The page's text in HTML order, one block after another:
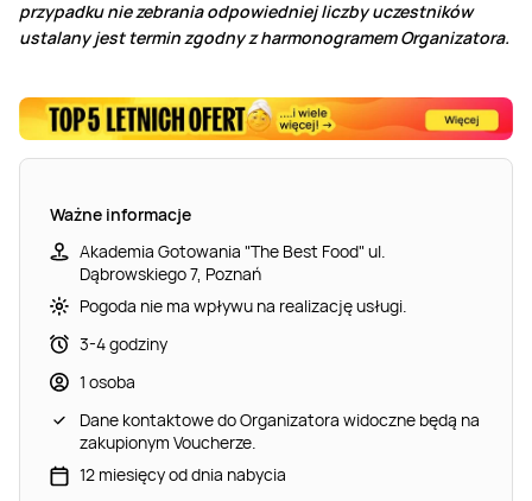
przypadku nie zebrania odpowiedniej liczby uczestników
ustalany jest termin zgodny z harmonogramem Organizatora.
Ważne informacje
Akademia Gotowania "The Best Food" ul.
Dąbrowskiego 7, Poznań
Pogoda nie ma wpływu na realizację usługi.
3-4 godziny
1 osoba
Dane kontaktowe do Organizatora widoczne będą na
zakupionym Voucherze.
12 miesięcy od dnia nabycia